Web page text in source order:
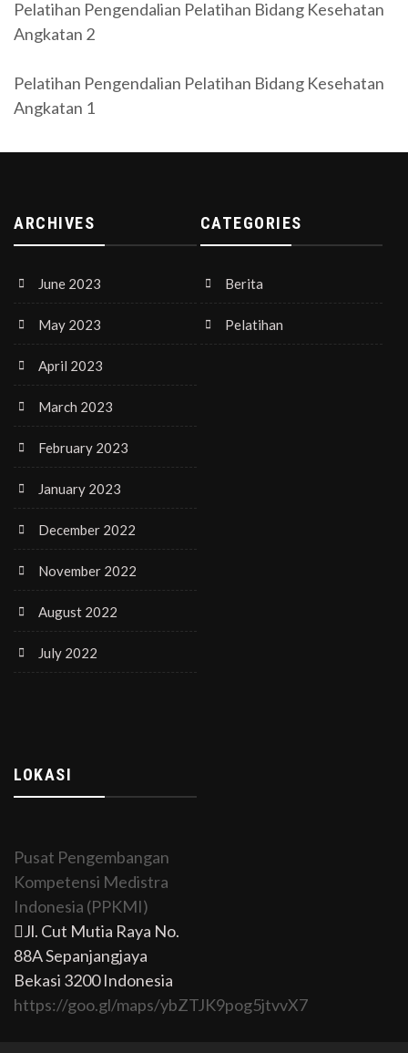
Pelatihan Pengendalian Pelatihan Bidang Kesehatan
Angkatan 2
Pelatihan Pengendalian Pelatihan Bidang Kesehatan
Angkatan 1
ARCHIVES
June 2023
May 2023
April 2023
March 2023
February 2023
January 2023
December 2022
November 2022
August 2022
July 2022
CATEGORIES
Berita
Pelatihan
LOKASI
Pusat Pengembangan
Kompetensi Medistra
Indonesia (PPKMI)
Jl. Cut Mutia Raya No.
88A Sepanjangjaya
Bekasi 3200 Indonesia
https://goo.gl/maps/ybZTJK9pog5jtvvX7